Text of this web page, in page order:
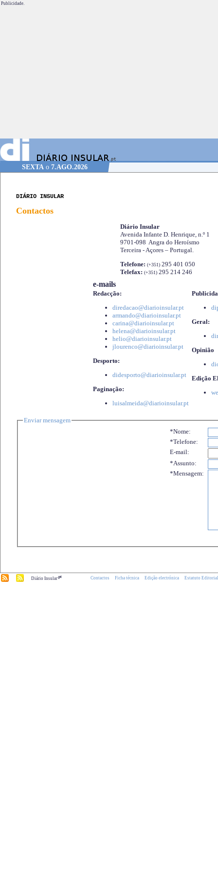
Publicidade.
SEXTA o 7.AGO.2026
DIÁRIO INSULAR
Contactos
Diário Insular
Avenida Infante D. Henrique, n.º 1
9701-098 Angra do Heroísmo
Terceira - Açores – Portugal.
Telefone: (+351) 295 401 050
Telefax: (+351) 295 214 246
e-mails
Redacção:
diredacao@diarioinsular.pt
armando@diarioinsular.pt
carina@diarioinsular.pt
helena@diarioinsular.pt
helio@diarioinsular.pt
jlourenco@diarioinsular.pt
Desporto:
didesporto@diarioinsular.pt
Paginação:
luisalmeida@diarioinsular.pt
Geral:
Opinião
Edição
Enviar mensagem
*Nome:
*Telefone:
E-mail:
*Assunto:
*Mensagem:
Diário Insular.pt Contactos Ficha técnica Edição electrónica Estatuto Editorial